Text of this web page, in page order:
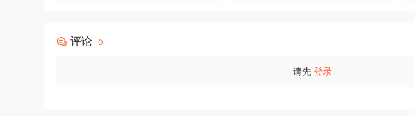
评论 0
请先 登录